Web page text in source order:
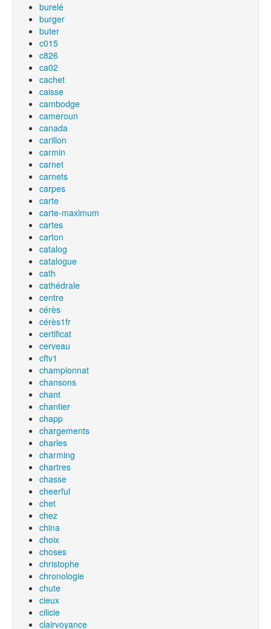
burelé
burger
buter
c015
c826
ca02
cachet
caisse
cambodge
cameroun
canada
carillon
carmin
carnet
carnets
carpes
carte
carte-maximum
cartes
carton
catalog
catalogue
cath
cathédrale
centre
cérès
cérès1fr
certificat
cerveau
cftv1
championnat
chansons
chant
chantier
chapp
chargements
charles
charming
chartres
chasse
cheerful
chet
chez
china
choix
choses
christophe
chronologie
chute
cieux
cilicie
clairvoyance